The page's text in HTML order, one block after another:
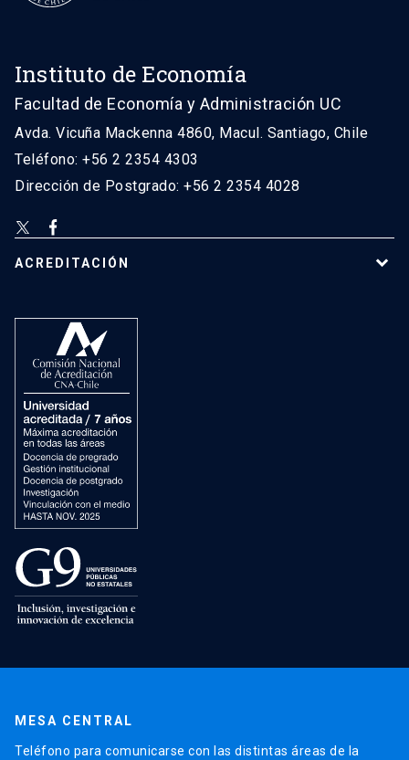
Instituto de Economía
Facultad de Economía y Administración UC
Avda. Vicuña Mackenna 4860, Macul. Santiago, Chile
Teléfono: +56 2 2354 4303
Dirección de Postgrado: +56 2 2354 4028
ACREDITACIÓN
MESA CENTRAL
Teléfono para comunicarse con las distintas áreas de la